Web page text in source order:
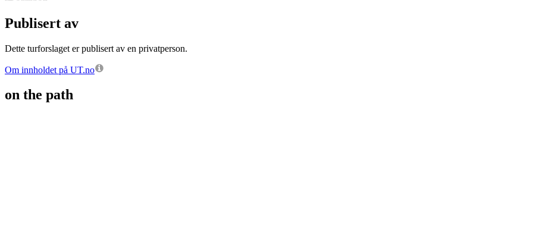
Publisert av
Dette turforslaget er publisert av en privatperson.
Om innholdet på UT.no
on the path